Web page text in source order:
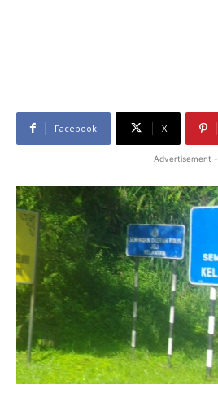
Facebook X
- Advertisement -